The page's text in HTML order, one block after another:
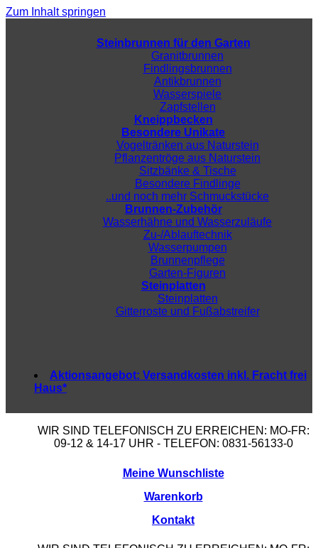
Zum Inhalt springen
WIR SIND TELEFONISCH ZU ERREICHEN: MO-FR:
09-12 & 14-17 UHR - TELEFON: 0831-56133-0
Meine Wunschliste
Warenkorb
Kontakt
Steinbrunnen für den Garten
Granitbrunnen
Findlingsbrunnen
Antikbrunnen
Wasserspiele
Zapfstellen
Kneippbecken
Besondere Unikate
Vogeltränken aus Naturstein
Pflanzentröge aus Naturstein
Sitzbänke & Tische
Besondere Findlinge
..und noch mehr Schmuckstücke
Brunnen-Zubehör
Wasserhähne und Wasserzuläufe
Zu-/Ablauftechnik
Wasserpumpen
Brunnenpflege
Garten-Figuren
Steinplatten
Steinplatten
Gitterroste und Fußabstreifer
Aktionsangebot: Versandkosten inkl. Fracht frei
Haus*